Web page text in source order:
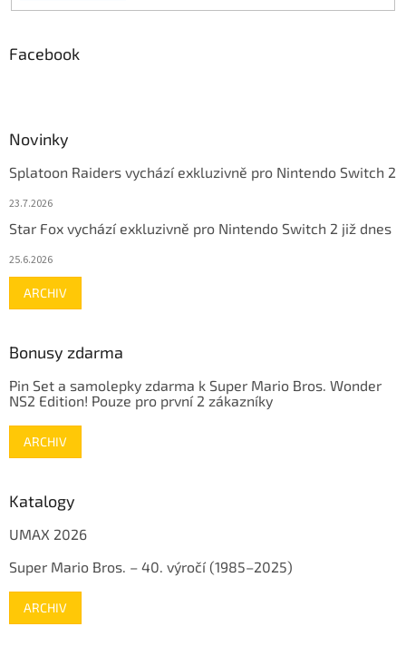
Facebook
Novinky
Splatoon Raiders vychází exkluzivně pro Nintendo Switch 2
23.7.2026
Star Fox vychází exkluzivně pro Nintendo Switch 2 již dnes
25.6.2026
ARCHIV
Bonusy zdarma
Pin Set a samolepky zdarma k Super Mario Bros. Wonder
NS2 Edition! Pouze pro první 2 zákazníky
ARCHIV
Katalogy
UMAX 2026
Super Mario Bros. – 40. výročí (1985–2025)
ARCHIV